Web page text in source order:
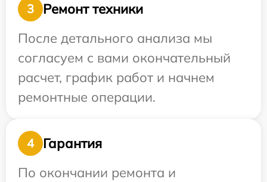
3
Ремонт техники
После детального анализа мы
согласуем с вами окончательный
расчет, график работ и начнем
ремонтные операции.
4
Гарантия
По окончании ремонта и